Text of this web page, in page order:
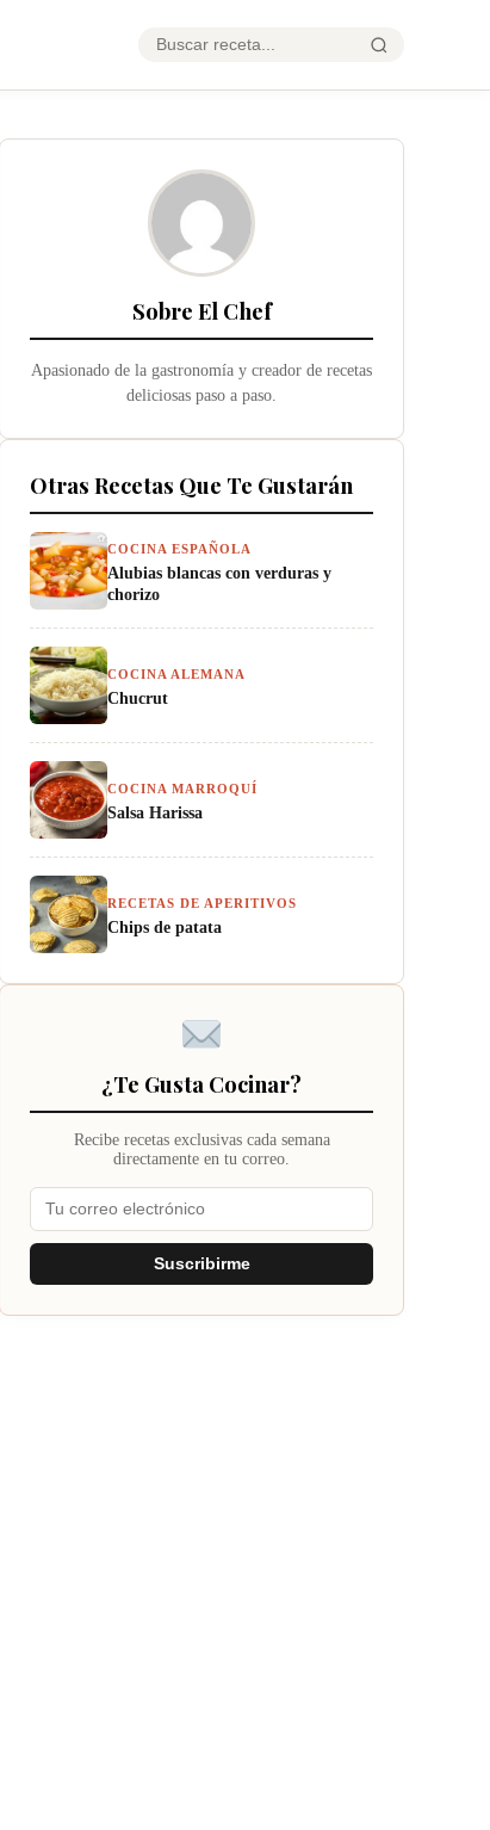
Sobre El Chef
Apasionado de la gastronomía y creador de recetas
deliciosas paso a paso.
Otras Recetas Que Te Gustarán
COCINA ESPAÑOLA
Alubias blancas con verduras y
chorizo
COCINA ALEMANA
Chucrut
COCINA MARROQUÍ
Salsa Harissa
RECETAS DE APERITIVOS
Chips de patata
¿Te Gusta Cocinar?
Recibe recetas exclusivas cada semana
directamente en tu correo.
Suscribirme